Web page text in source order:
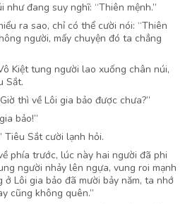
đang suy nghĩ: “Thiên mệnh.”
ra sao, chỉ có thể cười nói: “Thiên
người, mấy chuyện đó ta chẳng
Kiệt tung người lao xuống chân núi,
Sắt.
thì về Lôi gia bảo được chưa?”
bảo!”
Tiêu Sắt cười lạnh hỏi.
phía trước, lúc này hai người đã phi
người nhảy lên ngựa, vung roi mạnh
ở Lôi gia bảo đã mười bảy năm, ta nhớ
cũng không quên.”